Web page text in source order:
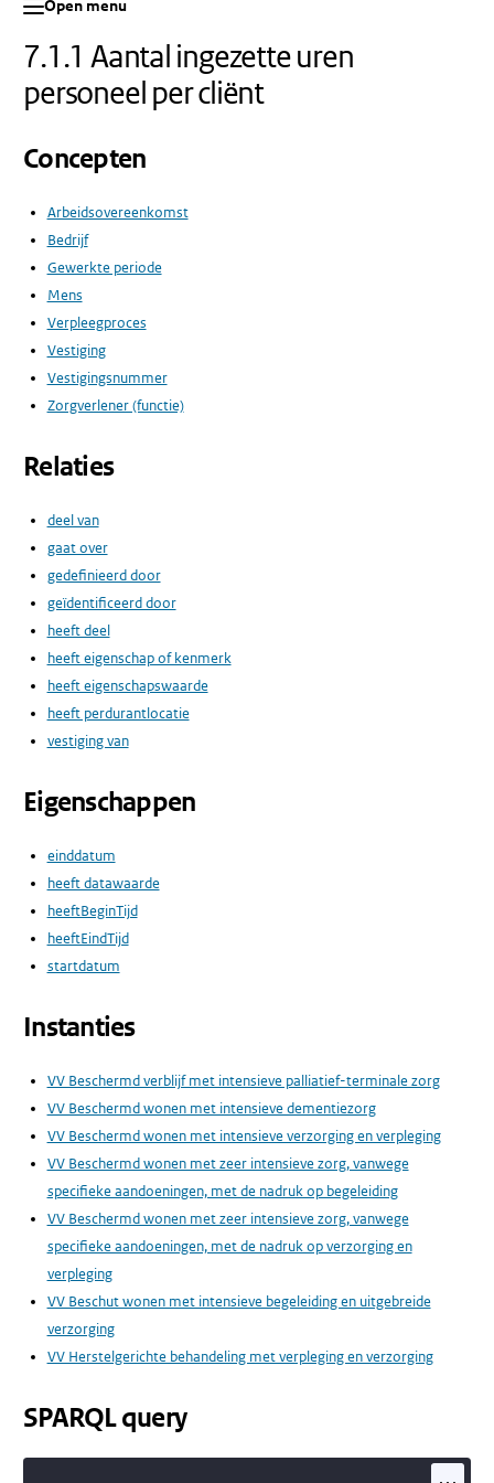
Open menu
7.1.1 Aantal ingezette uren
personeel per cliënt
Concepten
Arbeidsovereenkomst
Bedrijf
Gewerkte periode
Mens
Verpleegproces
Vestiging
Vestigingsnummer
Zorgverlener (functie)
Relaties
deel van
gaat over
gedefinieerd door
geïdentificeerd door
heeft deel
heeft eigenschap of kenmerk
heeft eigenschapswaarde
heeft perdurantlocatie
vestiging van
Eigenschappen
einddatum
heeft datawaarde
heeftBeginTijd
heeftEindTijd
startdatum
Instanties
VV Beschermd verblijf met intensieve palliatief-terminale zorg
VV Beschermd wonen met intensieve dementiezorg
VV Beschermd wonen met intensieve verzorging en verpleging
VV Beschermd wonen met zeer intensieve zorg, vanwege
specifieke aandoeningen, met de nadruk op begeleiding
VV Beschermd wonen met zeer intensieve zorg, vanwege
specifieke aandoeningen, met de nadruk op verzorging en
verpleging
VV Beschut wonen met intensieve begeleiding en uitgebreide
verzorging
VV Herstelgerichte behandeling met verpleging en verzorging
SPARQL query
...